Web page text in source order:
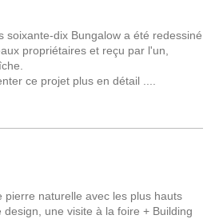
soixante-dix Bungalow a été redessiné
propriétaires et reçu par l'un,
ce projet plus en détail ....
pierre naturelle avec les plus hauts
design une visite à la foire + Building